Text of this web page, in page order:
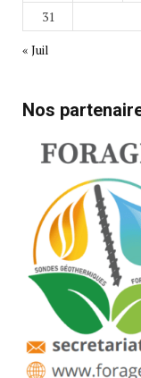
31
« Juil
Nos